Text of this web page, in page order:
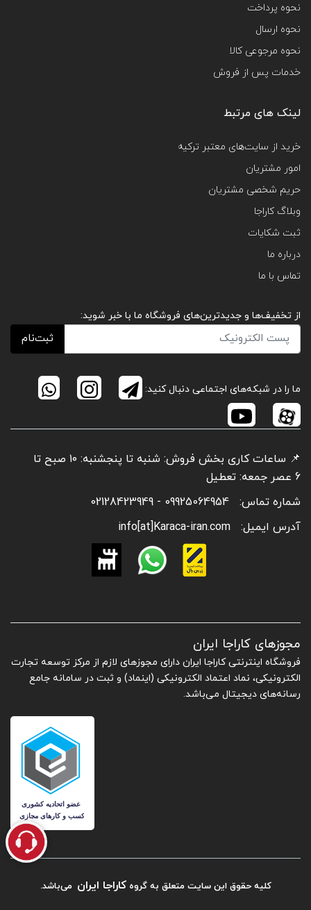
نحوه پرداخت
نحوه ارسال
نحوه مرجوعی کالا
خدمات پس از فروش
لینک های مرتبط
خرید از سایت‌های معتبر ترکیه
امور مشتریان
حریم شخصی مشتریان
وبلاگ کاراجا
ثبت شکایات
درباره ما
تماس با ما
از تخفیف‌ها و جدیدترین‌های فروشگاه ما با خبر شوید:
ثبت‌نام
ما را در شبکه‌های اجتماعی دنبال کنید:
📌 ساعات کاری بخش فروش: شنبه تا پنجشنبه: ۱۰ صبح تا
6 عصر جمعه: تعطیل
شماره تماس:
09925064954 - 02128423949
آدرس ایمیل:
info[at]Karaca-iran.com
مجوزهای کاراجا ایران
فروشگاه اینترنتی کاراجا ایران دارای مجوزهای لازم از مرکز توسعه تجارت
الکترونیکی، نماد اعتماد الکترونیکی (اینماد) و ثبت در سامانه جامع
رسانه‌های دیجیتال می‌باشد.
کلیه حقوق این سایت متعلق به گروه کاراجا ایران می‌باشد.